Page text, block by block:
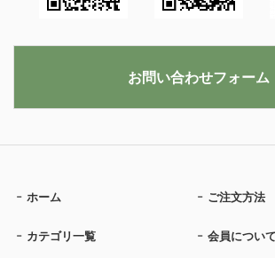
ホーム ご注文方法
カテゴリ一覧 会員について
お問い合わせフォーム